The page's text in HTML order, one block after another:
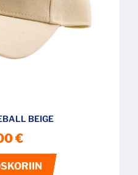
BEIGE
€